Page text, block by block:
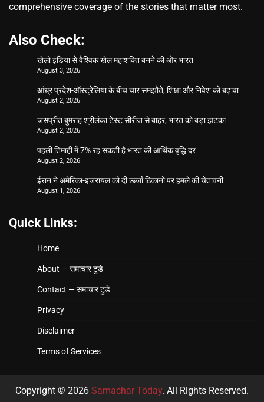
comprehensive coverage of the stories that matter most.
Also Check:
खेलो इंडिया से वैश्विक खेल महाशक्ति बनने की ओर भारत
August 3, 2026
आंध्र प्रदेश-ऑस्ट्रेलिया के बीच चार समझौते, शिक्षा और निवेश को बढ़ावा
August 2, 2026
जसप्रीत बुमराह श्रीलंका टेस्ट सीरीज से बाहर, भारत को बड़ा झटका
August 2, 2026
पहली तिमाही में 7% रह सकती है भारत की आर्थिक वृद्धि दर
August 2, 2026
ईरान ने अमेरिका-इजरायल को दी ऊर्जा ठिकानों पर हमले की चेतावनी
August 1, 2026
Quick Links:
Home
About — समाचार टुडे
Contact — समाचार टुडे
Privacy
Disclaimer
Terms of Services
Copyright © 2026 Samachar Today. All Rights Reserved.